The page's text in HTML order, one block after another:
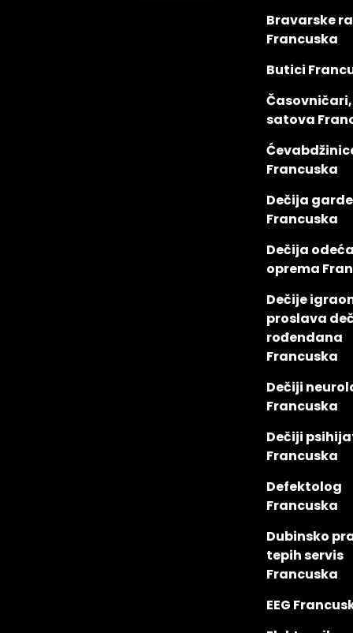
Bravarske
Francuska
Butici
satova
Francuska
Dečija
Francuska
Dečija
oprema
Dečije
proslava
rođendana
Francuska
Dečiji
Francuska
Dečiji
Francuska
Defektolog
Francuska
Dubinsko
tepih servis
Francuska
EEG